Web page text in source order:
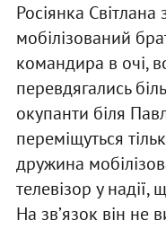
Росіянка Світлана
мобілізований
командира в очі,
перевдягались
окупанти біля
переміщуться
дружина
телевізор у надії,
На звʼязок він не